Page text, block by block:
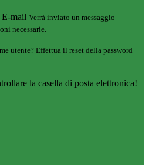
E-mail Verrà inviato un messaggio
necessarie.
utente? Effettua il reset della password
la casella di posta elettronica!